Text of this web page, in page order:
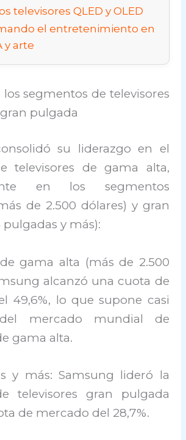
televisores QLED y OLED
el entretenimiento en
y arte
segmentos de televisores
pulgada
su liderazgo en el
televisores de gama alta,
en los segmentos
de 2.500 dólares) y gran
y más):
gama alta (más de 2.500
alcanzó una cuota de
49,6%, lo que supone casi
mercado mundial de
gama alta.
y más: Samsung lideró la
televisores gran pulgada
de mercado del 28,7%.